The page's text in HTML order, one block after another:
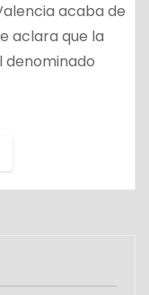
acaba de
aclara que la
denominado